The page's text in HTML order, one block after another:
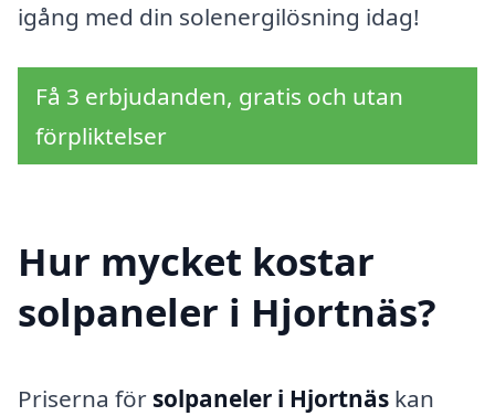
igång med din solenergilösning idag!
Få 3 erbjudanden, gratis och utan
förpliktelser
Hur mycket kostar
solpaneler i Hjortnäs?
Priserna för solpaneler i Hjortnäs kan